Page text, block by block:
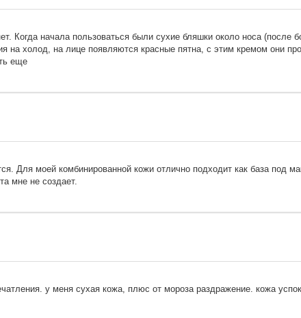
Когда начала пользоваться были сухие бляшки около носа
на холод, на лице появляются красные пятна, с этим кремом они
еще
Для моей комбинированной кожи отлично подходит как база под
мне не создает.
у меня сухая кожа, плюс от мороза раздражение. кожа